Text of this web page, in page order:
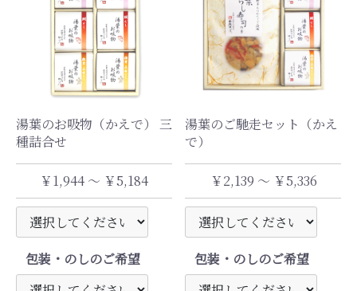
湯葉のお吸物（かえで） 三
種詰合せ
￥1,944 ～ ￥5,184
包装・のしのご希望
湯葉のご馳走セット（かえ
で）
￥2,139 ～ ￥5,336
包装・のしのご希望